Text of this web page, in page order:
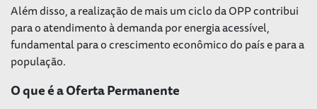
Além disso, a realização de mais um ciclo da OPP contribui
para o atendimento à demanda por energia acessível,
fundamental para o crescimento econômico do país e para a
população.
O que é a Oferta Permanente